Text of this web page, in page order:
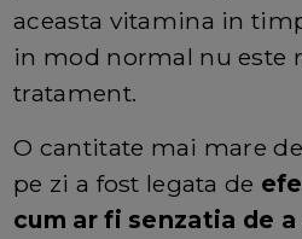
aceasta vitamina in
in mod normal nu este
tratament.
O cantitate mai mare
pe zi a fost legata de
cum ar fi senzatia de